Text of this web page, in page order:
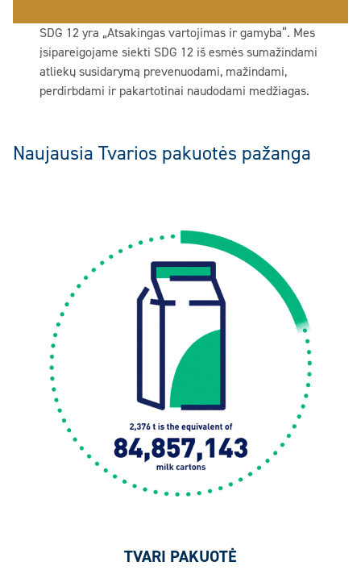
SDG 12 yra „Atsakingas vartojimas ir gamyba“. Mes
įsipareigojame siekti SDG 12 iš esmės sumažindami
atliekų susidarymą prevenuodami, mažindami,
perdirbdami ir pakartotinai naudodami medžiagas.
Naujausia Tvarios pakuotės pažanga
TVARI PAKUOTĖ